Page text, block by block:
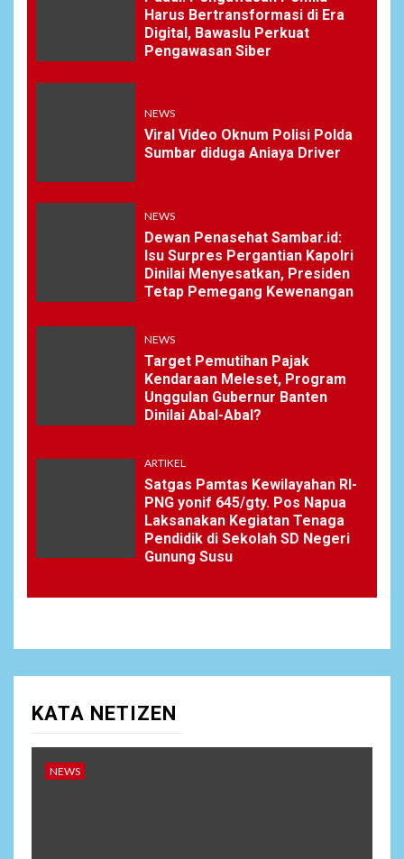
Harus Bertransformasi di Era
Digital, Bawaslu Perkuat
Pengawasan Siber
NEWS
Viral Video Oknum Polisi Polda
Sumbar diduga Aniaya Driver
NEWS
Dewan Penasehat Sambar.id:
Isu Surpres Pergantian Kapolri
Dinilai Menyesatkan, Presiden
Tetap Pemegang Kewenangan
NEWS
Target Pemutihan Pajak
Kendaraan Meleset, Program
Unggulan Gubernur Banten
Dinilai Abal-Abal?
ARTIKEL
Satgas Pamtas Kewilayahan RI-
PNG yonif 645/gty. Pos Napua
Laksanakan Kegiatan Tenaga
Pendidik di Sekolah SD Negeri
Gunung Susu
KATA NETIZEN
NEWS